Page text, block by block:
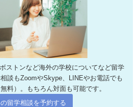
ストンなど海外の学校についてなど留学
談もZoomやSkype、LINEやお電話でも
料）。もちろん対面も可能です。
留学相談を予約する